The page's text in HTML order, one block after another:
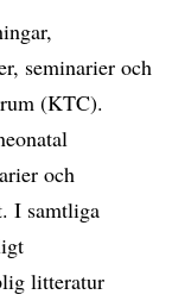
seminarier och
(KTC).
och
I samtliga
litteratur